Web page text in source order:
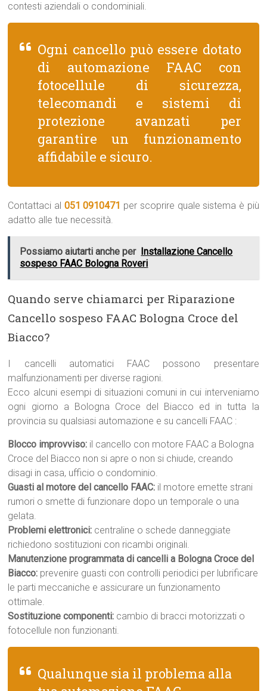
contesti aziendali o condominiali.
Ogni cancello può essere dotato
di automazione FAAC con
fotocellule di sicurezza,
telecomandi e sistemi di
protezione avanzati per
garantire un funzionamento
affidabile e sicuro.
Contattaci al 051 0910471 per scoprire quale sistema è più
adatto alle tue necessità.
Possiamo aiutarti anche per Installazione Cancello
sospeso FAAC Bologna Roveri
Quando serve chiamarci per Riparazione
Cancello sospeso FAAC Bologna Croce del
Biacco?
I cancelli automatici FAAC possono presentare
malfunzionamenti per diverse ragioni.
Ecco alcuni esempi di situazioni comuni in cui interveniamo
ogni giorno a Bologna Croce del Biacco ed in tutta la
provincia su qualsiasi automazione e su cancelli FAAC :
Blocco improvviso: il cancello con motore FAAC a Bologna
Croce del Biacco non si apre o non si chiude, creando
disagi in casa, ufficio o condominio.
Guasti al motore del cancello FAAC: il motore emette strani
rumori o smette di funzionare dopo un temporale o una
gelata.
Problemi elettronici: centraline o schede danneggiate
richiedono sostituzioni con ricambi originali.
Manutenzione programmata di cancelli a Bologna Croce del
Biacco: prevenire guasti con controlli periodici per lubrificare
le parti meccaniche e assicurare un funzionamento
ottimale.
Sostituzione componenti: cambio di bracci motorizzati o
fotocellule non funzionanti.
Qualunque sia il problema alla